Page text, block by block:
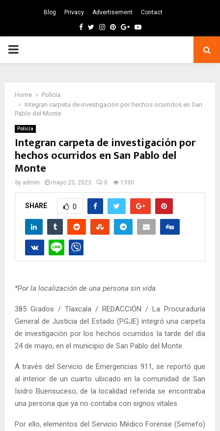
Blog Privacy Advertisement Contact
Facebook
TwitterInstagram
Pinterest
GoogleYoutube
PRIMARY
Home
Policía
Integran carpeta de investigación por hechos ocurridos en San
Pablo del Monte
Policía
Integran carpeta de investigación por
hechos ocurridos en San Pablo del
Monte
by admin mayo 25, 2023 0 1390
SHARE 0
*Por la localización de una persona sin vida
385 Grados / Tlaxcala / REDACCIÓN / La Procuraduría
General de Justicia del Estado (PGJE) integró una carpeta
de investigación por los hechos ocurridos la tarde del día
24 de mayo, en el municipio de San Pablo del Monte.
A través del Servicio de Emergencias 911, se reportó que
al interior de un cuarto ubicado en la comunidad de San
Isidro Buensuceso, de la localidad referida se encontraba
una persona que ya no contaba con signos vitales.
Por ello, elementos del Servicio Médico Forense (Semefo)